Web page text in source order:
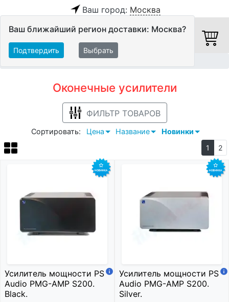
Ваш город: Москва
Ваш ближайший регион доставки: Москва?
Подтвердить Выбрать
Оконечные усилители
ФИЛЬТР ТОВАРОВ
Сортировать: Цена Название
Новинки
1
2
Усилитель мощности PS
Audio PMG-AMP S200.
Black.
Усилитель мощности PS
Audio PMG-AMP S200.
Silver.